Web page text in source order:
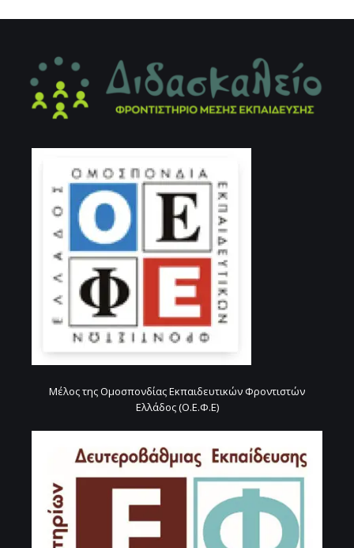
Μέλος της Ομοσπονδίας Εκπαιδευτικών Φροντιστών
Ελλάδος (Ο.Ε.Φ.Ε)